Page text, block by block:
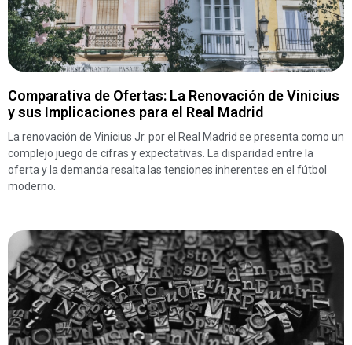
Comparativa de Ofertas: La Renovación de Vinicius
y sus Implicaciones para el Real Madrid
La renovación de Vinicius Jr. por el Real Madrid se presenta como un
complejo juego de cifras y expectativas. La disparidad entre la
oferta y la demanda resalta las tensiones inherentes en el fútbol
moderno.